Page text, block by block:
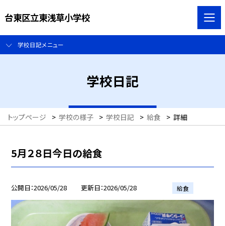
台東区立東浅草小学校
学校日記メニュー
学校日記
トップページ > 学校の様子 > 学校日記 > 給食 > 詳細
5月２８日今日の給食
公開日 2026/05/28 更新日 2026/05/28 給食